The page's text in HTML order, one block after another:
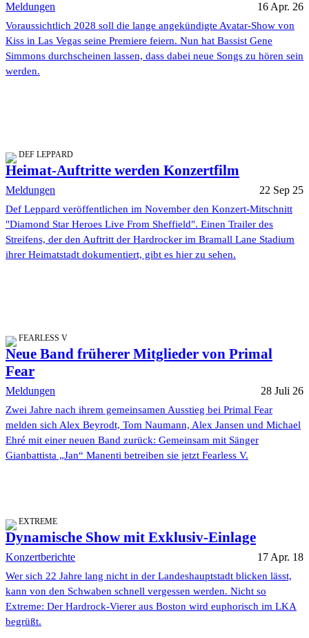
Meldungen 16 Apr. 26
Voraussichtlich 2028 soll die lange angekündigte Avatar-Show von
Kiss in Las Vegas seine Premiere feiern. Nun hat Bassist Gene
Simmons durchscheinen lassen, dass dabei neue Songs zu hören sein
werden.
DEF LEPPARD
Heimat-Auftritte werden Konzertfilm
Meldungen 22 Sep 25
Def Leppard veröffentlichen im November den Konzert-Mitschnitt
"Diamond Star Heroes Live From Sheffield". Einen Trailer des
Streifens, der den Auftritt der Hardrocker im Bramall Lane Stadium
ihrer Heimatstadt dokumentiert, gibt es hier zu sehen.
FEARLESS V
Neue Band früherer Mitglieder von Primal
Fear
Meldungen 28 Juli 26
Zwei Jahre nach ihrem gemeinsamen Ausstieg bei Primal Fear
melden sich Alex Beyrodt, Tom Naumann, Alex Jansen und Michael
Ehré mit einer neuen Band zurück: Gemeinsam mit Sänger
Gianbattista „Jan“ Manenti betreiben sie jetzt Fearless V.
EXTREME
Dynamische Show mit Exklusiv-Einlage
Konzertberichte 17 Apr. 18
Wer sich 22 Jahre lang nicht in der Landeshauptstadt blicken lässt,
kann von den Schwaben schnell vergessen werden. Nicht so
Extreme: Der Hardrock-Vierer aus Boston wird euphorisch im LKA
begrüßt.